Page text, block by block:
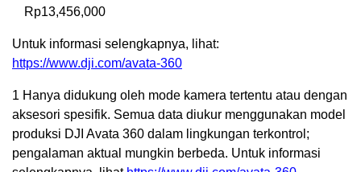
Rp13,456,000
Untuk informasi selengkapnya, lihat:
https://www.dji.com/avata-360
1 Hanya didukung oleh mode kamera tertentu atau dengan
aksesori spesifik. Semua data diukur menggunakan model
produksi DJI Avata 360 dalam lingkungan terkontrol;
pengalaman aktual mungkin berbeda. Untuk informasi